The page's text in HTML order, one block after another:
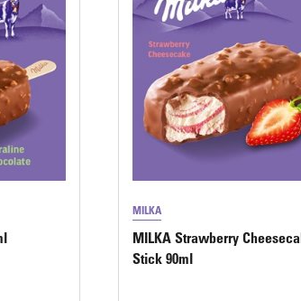
MILKA
MILKA Strawberry
Stick 90ml